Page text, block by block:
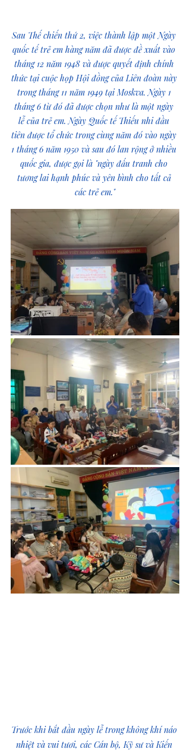
Sau Thế chiến thứ 2, việc thành lập một Ngày
quốc tế trẻ em hàng năm đã được đề xuất vào
tháng 12 năm 1948 và được quyết định chính
thức tại cuộc họp Hội đồng của Liên đoàn này
trong tháng 11 năm 1949 tại Moskva. Ngày 1
tháng 6 từ đó đã được chọn như là một ngày
lễ của trẻ em. Ngày Quốc tế Thiếu nhi đầu
tiên được tổ chức trong cùng năm đó vào ngày
1 tháng 6 năm 1950 và sau đó lan rộng ở nhiều
quốc gia, được gọi là "ngày đấu tranh cho
tương lai hạnh phúc và yên bình cho tất cả
các trẻ em."
Trước khi bắt đầu ngày lễ trong không khí náo
nhiệt và vui tươi, các Cán bộ, Kỹ sư và Kiến